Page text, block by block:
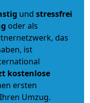
und stressfrei
oder als
das
ist
kostenlose
ersten
Umzug.